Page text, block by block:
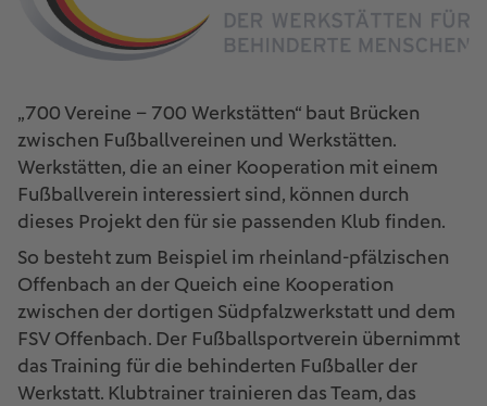
„700 Vereine – 700 Werkstätten“ baut Brücken
zwischen Fußballvereinen und Werkstätten.
Werkstätten, die an einer Kooperation mit einem
Fußballverein interessiert sind, können durch
dieses Projekt den für sie passenden Klub finden.
So besteht zum Beispiel im rheinland-pfälzischen
Offenbach an der Queich eine Kooperation
zwischen der dortigen Südpfalzwerkstatt und dem
FSV Offenbach. Der Fußballsportverein übernimmt
das Training für die behinderten Fußballer der
Werkstatt. Klubtrainer trainieren das Team, das